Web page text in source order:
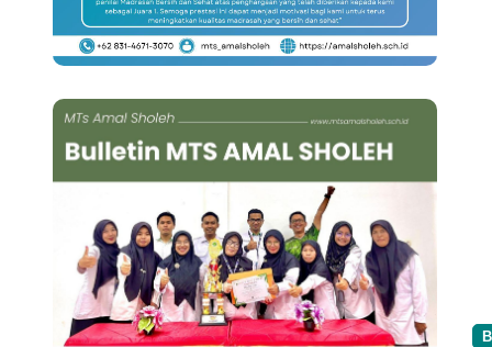
Informasi Pendaftaran
Siswa Baru TP.2024-
2025Amal Sholeh Jan 9, 2023